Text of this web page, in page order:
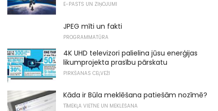
E-PASTS UN ZIŅOJUMI
JPEG mīti un fakti
PROGRAMMATŪRA
4K UHD televizori palielina jūsu enerģijas
likumprojekta prasību pārskatu
PIRKŠANAS CEĻVEŽI
Kāda ir Būla meklēšana patiešām nozīmē?
TĪMEKĻA VIETNE UN MEKLĒŠANA